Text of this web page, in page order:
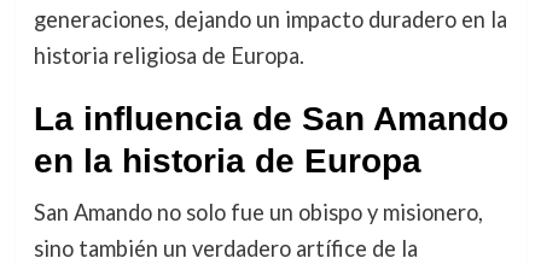
generaciones, dejando un impacto duradero en la
historia religiosa de Europa.
La influencia de San Amando
en la historia de Europa
San Amando no solo fue un obispo y misionero,
sino también un verdadero artífice de la